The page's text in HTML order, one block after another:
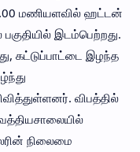
3.00 மணியளவில் ஹட்டன்
இடம்பெற்றது.
கட்டுப்பாட்டை இழந்த
விபத்தில்
நிலைமை